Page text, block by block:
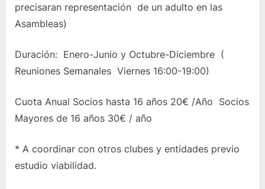
precisaran representación de un adulto en las
Asambleas)
Duración: Enero-Junio y Octubre-Diciembre (
Reuniones Semanales Viernes 16:00-19:00)
Cuota Anual Socios hasta 16 años 20€ /Año Socios
Mayores de 16 años 30€ / año
* A coordinar con otros clubes y entidades previo
estudio viabilidad.